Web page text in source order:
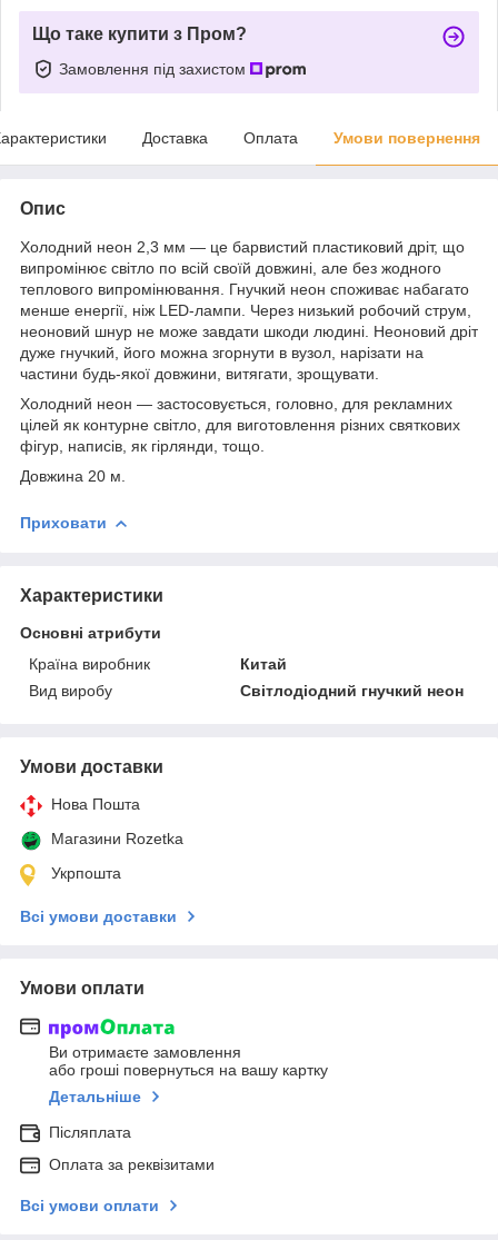
Що таке купити з Пром?
Замовлення під захистом
Доставка Оплата Умови повернення
Опис
Холодний неон 2,3 мм — це барвистий пластиковий дріт, що
випромінює світло по всій своїй довжині, але без жодного
теплового випромінювання. Гнучкий неон споживає набагато
менше енергії, ніж LED-лампи. Через низький робочий струм,
неоновий шнур не може завдати шкоди людині. Неоновий дріт
дуже гнучкий, його можна згорнути в вузол, нарізати на
частини будь-якої довжини, витягати, зрощувати.
Холодний неон — застосовується, головно, для рекламних
цілей як контурне світло, для виготовлення різних святкових
фігур, написів, як гірлянди, тощо.
Довжина 20 м.
Приховати
Характеристики
Основні атрибути
Країна виробник
Китай
Вид виробу
Світлодіодний гнучкий неон
Умови доставки
Нова Пошта
Магазини Rozetka
Укрпошта
Всі умови доставки
Умови оплати
Ви отримаєте замовлення
або гроші повернуться на вашу картку
Детальніше
Післяплата
Оплата за реквізитами
Всі умови оплати